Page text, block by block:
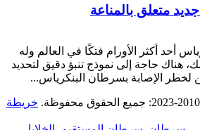
أحد أكثر الأورام فتكًا في العالم وله
هناك حاجة إلى نموذج تنبؤ دقيق لتحديد
لخطر الإصابة بسرطان البنكرياس...
خريطة